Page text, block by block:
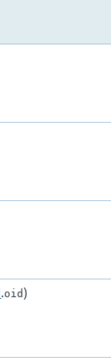
.oid)